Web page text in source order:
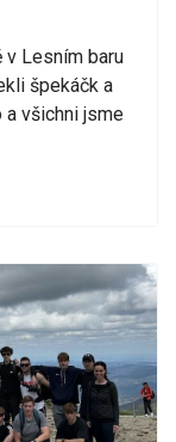
v Lesním baru
špekáčk a
a všichni jsme